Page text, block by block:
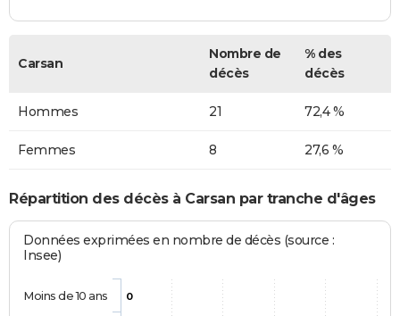
Carsan
Nombre de
décès
% des
décès
Hommes 21 72,4 %
Femmes 8 27,6 %
Répartition des décès à Carsan par tranche d'âges
Données exprimées en nombre de décès (source :
Insee)
0
Moins de 10 ans